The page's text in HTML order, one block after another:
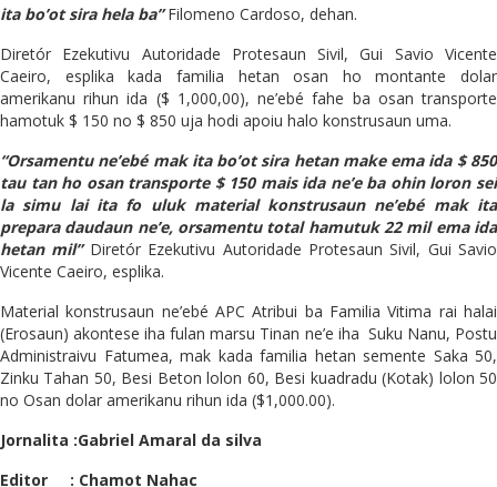
ita bo’ot sira hela ba” Filomeno Cardoso, dehan.
Diretór Ezekutivu Autoridade Protesaun Sivil, Gui Savio Vicente
Caeiro, esplika kada familia hetan osan ho montante dolar
amerikanu rihun ida ($ 1,000,00), ne’ebé fahe ba osan transporte
hamotuk $ 150 no $ 850 uja hodi apoiu halo konstrusaun uma.
“Orsamentu ne’ebé mak ita bo’ot sira hetan make ema ida $ 850
tau tan ho osan transporte $ 150 mais ida ne’e ba ohin loron sei
la simu lai ita fo uluk material konstrusaun ne’ebé mak ita
prepara daudaun ne’e, orsamentu total hamutuk 22 mil ema ida
hetan mil” Diretór Ezekutivu Autoridade Protesaun Sivil, Gui Savio
Vicente Caeiro, esplika.
Material konstrusaun ne’ebé APC Atribui ba Familia Vitima rai halai
(Erosaun) akontese iha fulan marsu Tinan ne’e iha Suku Nanu, Postu
Administraivu Fatumea, mak kada familia hetan semente Saka 50,
Zinku Tahan 50, Besi Beton lolon 60, Besi kuadradu (Kotak) lolon 50
no Osan dolar amerikanu rihun ida ($1,000.00).
Jornalita :Gabriel Amaral da silva
Editor : Chamot Nahac